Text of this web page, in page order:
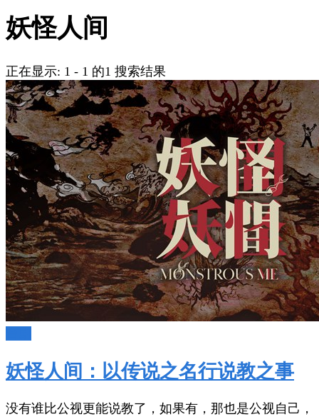
吗?
妖怪人间
正在显示: 1 - 1 的1 搜索结果
妖怪人间：以传说之名行说教之事
没有谁比公视更能说教了，如果有，那也是公视自己，